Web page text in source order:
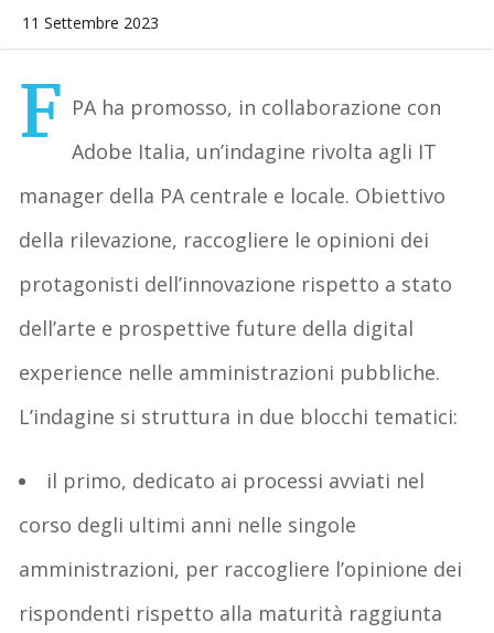
11 Settembre 2023
F PA ha promosso, in collaborazione con
Adobe Italia, un’indagine rivolta agli IT
manager della PA centrale e locale. Obiettivo
della rilevazione, raccogliere le opinioni dei
protagonisti dell’innovazione rispetto a stato
dell’arte e prospettive future della digital
experience nelle amministrazioni pubbliche.
L’indagine si struttura in due blocchi tematici:
il primo, dedicato ai processi avviati nel
corso degli ultimi anni nelle singole
amministrazioni, per raccogliere l’opinione dei
rispondenti rispetto alla maturità raggiunta